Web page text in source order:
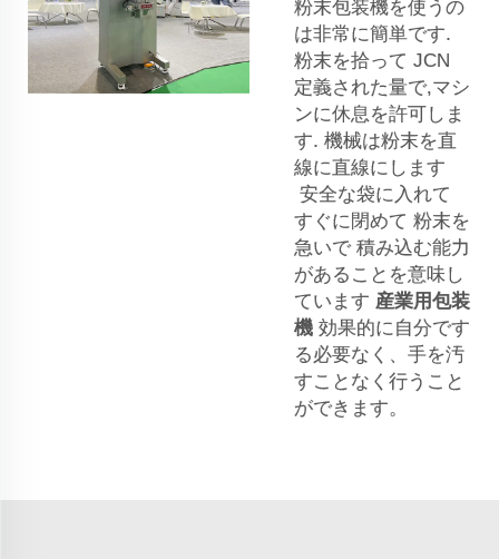
粉末包装機を使うの
は非常に簡単です.
粉末を拾って JCN
定義された量で,マシ
ンに休息を許可しま
す. 機械は粉末を直
線に直線にします
安全な袋に入れて
すぐに閉めて 粉末を
急いで 積み込む能力
があることを意味し
ています 産業用包装
機 効果的に自分です
る必要なく、手を汚
すことなく行うこと
ができます。